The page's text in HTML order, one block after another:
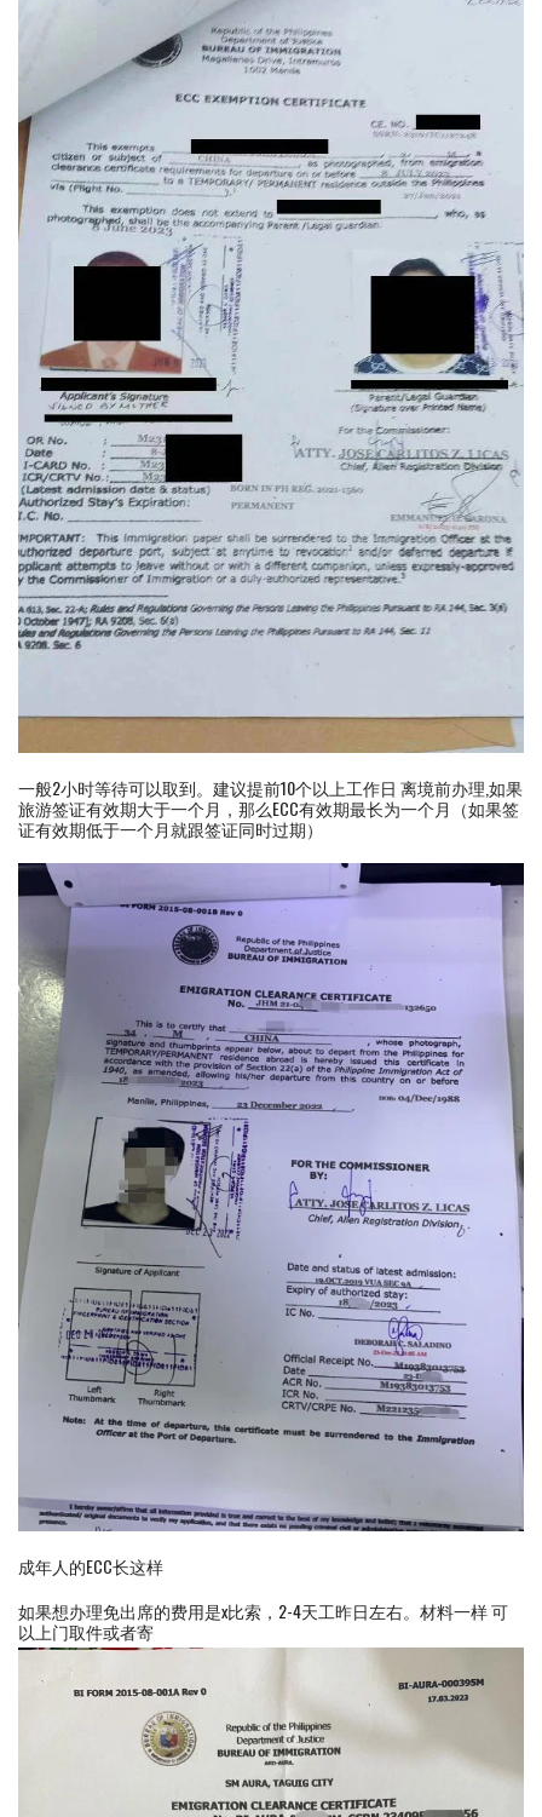
一般2小时等待可以取到。建议提前10个以上工作日 离境前办理,如果
旅游签证有效期大于一个月，那么ECC有效期最长为一个月（如果签
证有效期低于一个月就跟签证同时过期）
成年人的ECC长这样
如果想办理免出席的费用是x比索，2-4天工昨日左右。材料一样 可
以上门取件或者寄